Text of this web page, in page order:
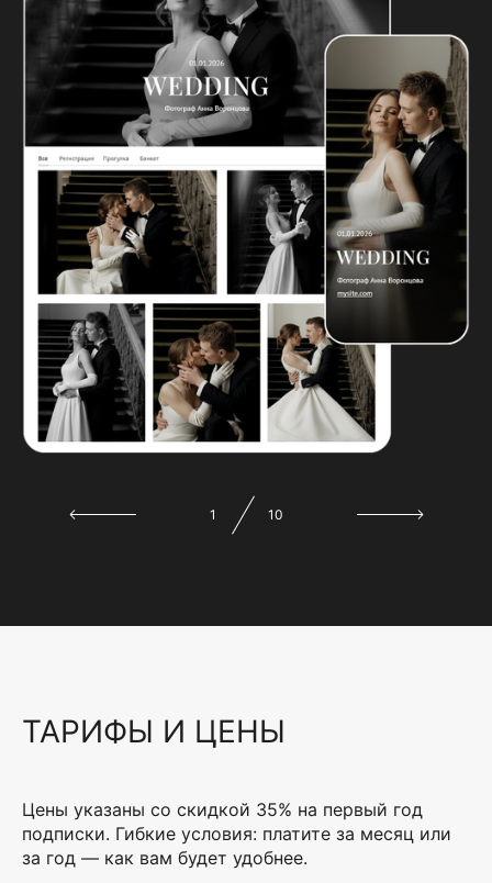
1 10
ТАРИФЫ И ЦЕНЫ
Цены указаны со скидкой 35% на первый год
подписки. Гибкие условия: платите за месяц или
за год — как вам будет удобнее.